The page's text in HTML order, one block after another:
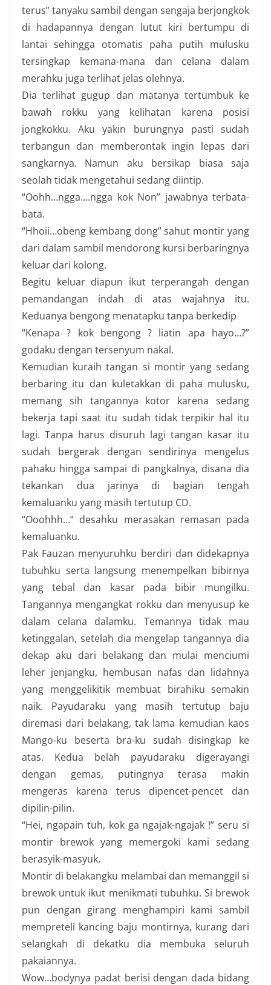
terus” tanyaku sambil dengan sengaja berjongkok
di hadapannya dengan lutut kiri bertumpu di
lantai sehingga otomatis paha putih mulusku
tersingkap kemana-mana dan celana dalam
merahku juga terlihat jelas olehnya.
Dia terlihat gugup dan matanya tertumbuk ke
bawah rokku yang kelihatan karena posisi
jongkokku. Aku yakin burungnya pasti sudah
terbangun dan memberontak ingin lepas dari
sangkarnya. Namun aku bersikap biasa saja
seolah tidak mengetahui sedang diintip.
“Oohh…ngga….ngga kok Non” jawabnya terbata-
bata.
“Hhoii…obeng kembang dong” sahut montir yang
dari dalam sambil mendorong kursi berbaringnya
keluar dari kolong.
Begitu keluar diapun ikut terperangah dengan
pemandangan indah di atas wajahnya itu.
Keduanya bengong menatapku tanpa berkedip
“Kenapa ? kok bengong ? liatin apa hayo…?”
godaku dengan tersenyum nakal.
Kemudian kuraih tangan si montir yang sedang
berbaring itu dan kuletakkan di paha mulusku,
memang sih tangannya kotor karena sedang
bekerja tapi saat itu sudah tidak terpikir hal itu
lagi. Tanpa harus disuruh lagi tangan kasar itu
sudah bergerak dengan sendirinya mengelus
pahaku hingga sampai di pangkalnya, disana dia
tekankan dua jarinya di bagian tengah
kemaluanku yang masih tertutup CD.
“Ooohhh…” desahku merasakan remasan pada
kemaluanku.
Pak Fauzan menyuruhku berdiri dan didekapnya
tubuhku serta langsung menempelkan bibirnya
yang tebal dan kasar pada bibir mungilku.
Tangannya mengangkat rokku dan menyusup ke
dalam celana dalamku. Temannya tidak mau
ketinggalan, setelah dia mengelap tangannya dia
dekap aku dari belakang dan mulai menciumi
leher jenjangku, hembusan nafas dan lidahnya
yang menggelikitik membuat birahiku semakin
naik. Payudaraku yang masih tertutup baju
diremasi dari belakang, tak lama kemudian kaos
Mango-ku beserta bra-ku sudah disingkap ke
atas. Kedua belah payudaraku digerayangi
dengan gemas, putingnya terasa makin
mengeras karena terus dipencet-pencet dan
dipilin-pilin.
“Hei, ngapain tuh, kok ga ngajak-ngajak !” seru si
montir brewok yang memergoki kami sedang
berasyik-masyuk.
Montir di belakangku melambai dan memanggil si
brewok untuk ikut menikmati tubuhku. Si brewok
pun dengan girang menghampiri kami sambil
mempreteli kancing baju montirnya, kurang dari
selangkah di dekatku dia membuka seluruh
pakaiannya.
Wow…bodynya padat berisi dengan dada bidang